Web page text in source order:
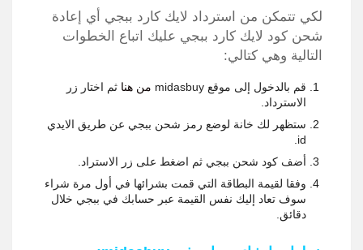
لكي تتمكن من استرداد لايك كارد ببجي أي إعادة
شحن كود لايك كارد ببجي عليك اتباع الخطوات
التالية وهي كتالي:
قم بالدخول إلى موقع midasbuy من هنا ثم اختار زر
الاسترداد.
ستظهر لك خانة لوضع رمز شحن ببجي عن طريق الايدي
id.
أضف كود شحن ببجي ثم اضغط على زر الاستراد.
وفقا لقيمة البطاقة التي قمت بشرائها في أول مرة شراء
سوف تعاد إليك نفس القيمة عبر حسابك في ببجي خلال
دقائق.